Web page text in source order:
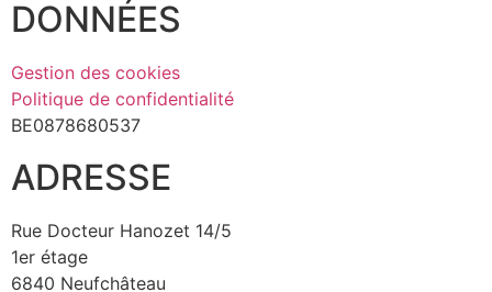
DONNÉES
Gestion des cookies
Politique de confidentialité
BE0878680537
ADRESSE
Rue Docteur Hanozet 14/5
1er étage
6840 Neufchâteau